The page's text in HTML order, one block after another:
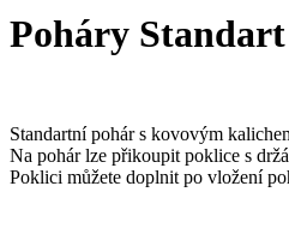
Poháry Standart
Standartní pohár s kovovým
Na pohár lze přikoupit poklice s
Poklici můžete doplnit po vložení